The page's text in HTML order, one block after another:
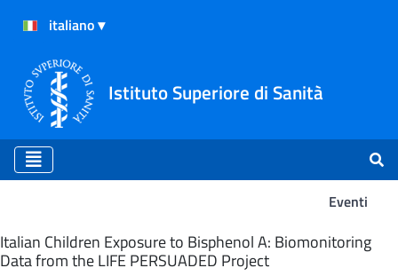
Istituto Superiore di Sanità
Eventi
Eventi
Italian Children Exposure to Bisphenol A: Biomonitoring
Data from the LIFE PERSUADED Project